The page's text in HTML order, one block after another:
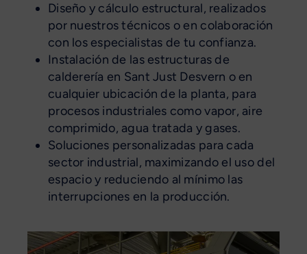
Diseño y cálculo estructural, realizados
por nuestros técnicos o en colaboración
con los especialistas de tu confianza.
Instalación de las estructuras de
calderería en Sant Just Desvern o en
cualquier ubicación de la planta, para
procesos industriales como vapor, aire
comprimido, agua tratada y gases.
Soluciones personalizadas para cada
sector industrial, maximizando el uso del
espacio y reduciendo al mínimo las
interrupciones en la producción.